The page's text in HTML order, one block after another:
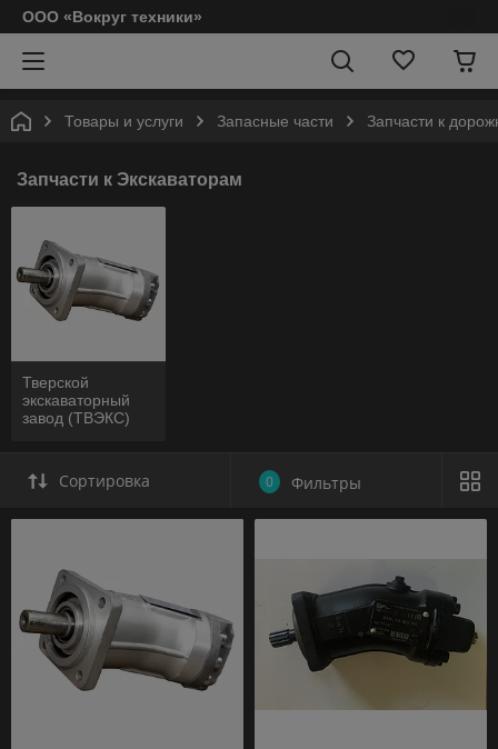
ООО «Вокруг техники»
Товары и услуги Запасные части Запчасти к
Запчасти к Экскаваторам
Тверской
экскаваторный
завод (ТВЭКС)
Сортировка 0 Фильтры